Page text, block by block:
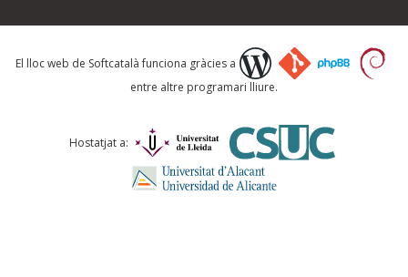
Què proposeu?
Comentari *
El lloc web de Softcatalà funciona gràcies a
entre altre programari lliure.
Hostatjat a: